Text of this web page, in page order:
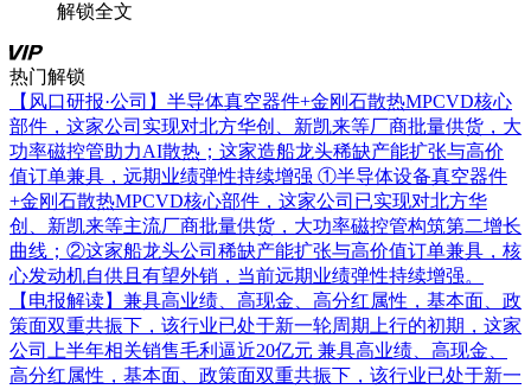
解锁全文
热门解锁
【风口研报·公司】半导体真空器件+金刚石散热MPCVD核心
部件，这家公司实现对北方华创、新凯来等厂商批量供货，大
功率磁控管助力AI散热；这家造船龙头稀缺产能扩张与高价
值订单兼具，远期业绩弹性持续增强 ①半导体设备真空器件
+金刚石散热MPCVD核心部件，这家公司已实现对北方华
创、新凯来等主流厂商批量供货，大功率磁控管构筑第二增长
曲线；②这家船龙头公司稀缺产能扩张与高价值订单兼具，核
心发动机自供且有望外销，当前远期业绩弹性持续增强。
【电报解读】兼具高业绩、高现金、高分红属性，基本面、政
策面双重共振下，该行业已处于新一轮周期上行的初期，这家
公司上半年相关销售毛利逼近20亿元 兼具高业绩、高现金、
高分红属性，基本面、政策面双重共振下，该行业已处于新一